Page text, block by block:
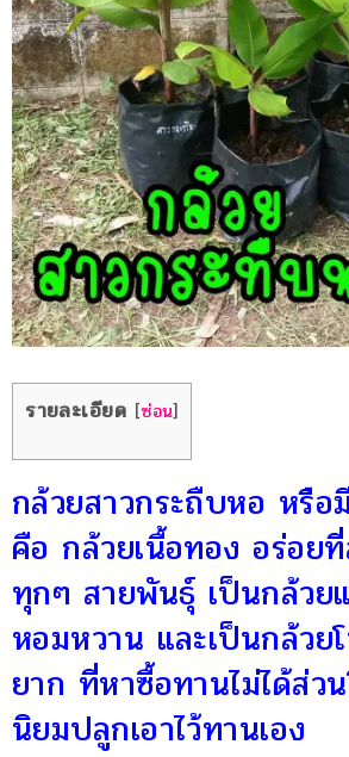
รายละเอียด [ซ่อน]
กล้วยสาวกระถืบหอ หรือ
คือ กล้วยเนื้อทอง อร่อย
ทุกๆ สายพันธุ์ เป็นกล้วย
หอมหวาน และเป็นกล้วย
ยาก ที่หาซื้อทานไม่ได้ส่ว
นิยมปลูกเอาไว้ทานเอง